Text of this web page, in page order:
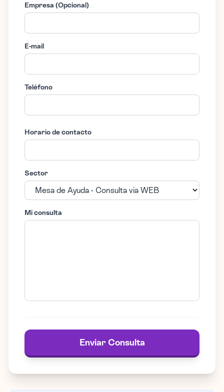
Empresa (Opcional)
E-mail
Teléfono
Horario de contacto
Sector
Mi consulta
Enviar Consulta